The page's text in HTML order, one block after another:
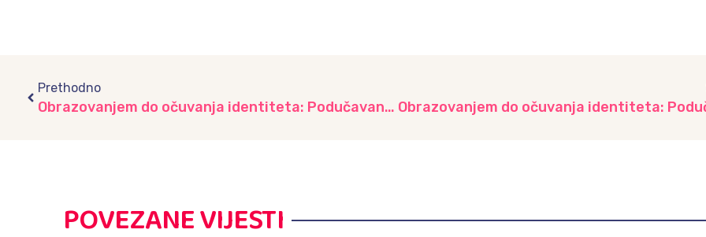
Prethodno
Obrazovanjem do očuvanja identiteta: Podučavanje djece o domovini i obilježavanje 1. marta – Dana nezavisnosti Bosne i Hercegovine IV dio
POVEZANE VIJESTI